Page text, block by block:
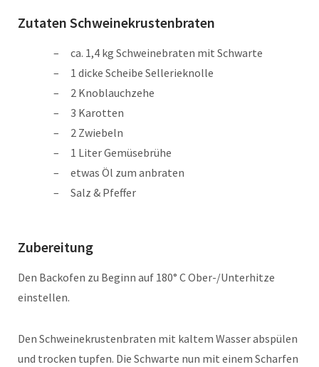
Zutaten Schweinekrustenbraten
ca. 1,4 kg Schweinebraten mit Schwarte
1 dicke Scheibe Sellerieknolle
2 Knoblauchzehe
3 Karotten
2 Zwiebeln
1 Liter Gemüsebrühe
etwas Öl zum anbraten
Salz & Pfeffer
Zubereitung
Den Backofen zu Beginn auf 180° C Ober-/Unterhitze
einstellen.
Den Schweinekrustenbraten mit kaltem Wasser abspülen
und trocken tupfen. Die Schwarte nun mit einem Scharfen